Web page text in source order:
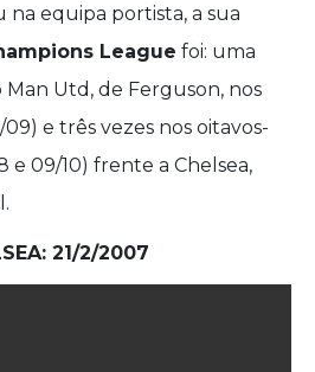
na equipa portista, a sua
League foi: uma
Utd, de Ferguson, nos
e três vezes nos oitavos-
e 09/10) frente a Chelsea,
21/2/2007